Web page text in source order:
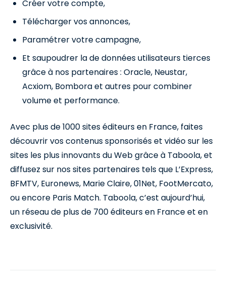
Créer votre compte,
Télécharger vos annonces,
Paramétrer votre campagne,
Et saupoudrer la de données utilisateurs tierces
grâce à nos partenaires : Oracle, Neustar,
Acxiom, Bombora et autres pour combiner
volume et performance.
Avec plus de 1000 sites éditeurs en France, faites
découvrir vos contenus sponsorisés et vidéo sur les
sites les plus innovants du Web grâce à Taboola, et
diffusez sur nos sites partenaires tels que L’Express,
BFMTV, Euronews, Marie Claire, 01Net, FootMercato,
ou encore Paris Match. Taboola, c’est aujourd’hui,
un réseau de plus de 700 éditeurs en France et en
exclusivité.